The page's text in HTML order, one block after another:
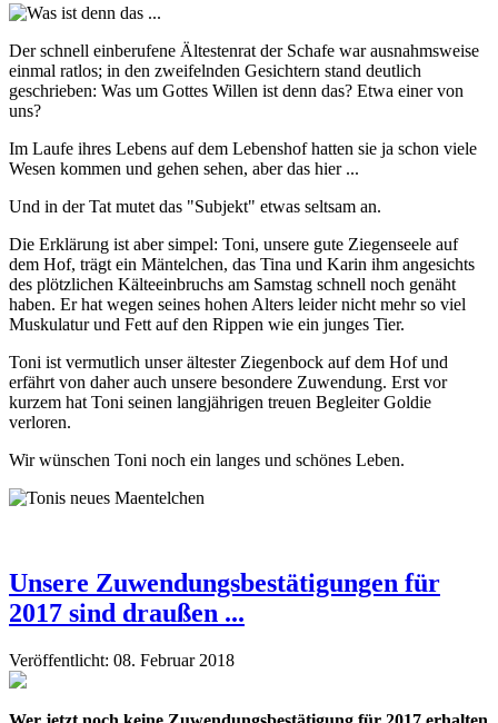
Der schnell einberufene Ältestenrat der Schafe war ausnahmsweise
einmal ratlos; in den zweifelnden Gesichtern stand deutlich
geschrieben: Was um Gottes Willen ist denn das? Etwa einer von
uns?
Im Laufe ihres Lebens auf dem Lebenshof hatten sie ja schon viele
Wesen kommen und gehen sehen, aber das hier ...
Und in der Tat mutet das "Subjekt" etwas seltsam an.
Die Erklärung ist aber simpel: Toni, unsere gute Ziegenseele auf
dem Hof, trägt ein Mäntelchen, das Tina und Karin ihm angesichts
des plötzlichen Kälteeinbruchs am Samstag schnell noch genäht
haben. Er hat wegen seines hohen Alters leider nicht mehr so viel
Muskulatur und Fett auf den Rippen wie ein junges Tier.
Toni ist vermutlich unser ältester Ziegenbock auf dem Hof und
erfährt von daherauch unsere besondere Zuwendung. Erst vor
kurzem hat Toni seinen langjährigen treuen Begleiter Goldie
verloren.
Wir wünschen Toni noch ein langes und schönes Leben.
Unsere Zuwendungsbestätigungen für
2017 sind draußen ...
Veröffentlicht: 08. Februar 2018